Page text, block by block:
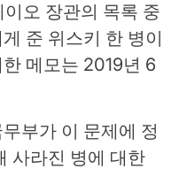
오 장관의 목록 중
준 위스키 한 병이
메모는 2019년 6
무부가 이 문제에 정
사라진 병에 대한